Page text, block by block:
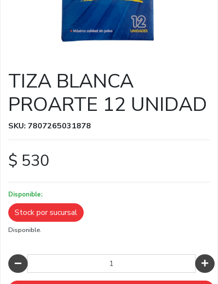
TIZA BLANCA
PROARTE 12 UNIDAD
SKU: 7807265031878
$ 530
Disponible:
Stock por sucursal
Disponible.
Cantidad